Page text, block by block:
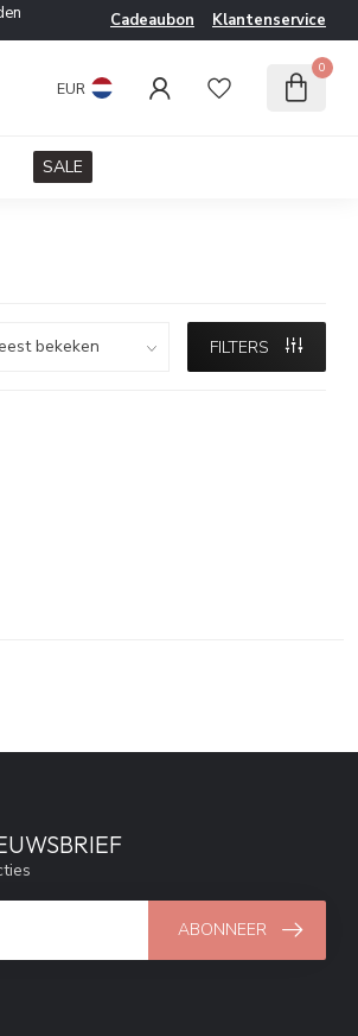
Cadeaubon Klantenservice
EUR
0
SALE
FILTERS
ABONNEER